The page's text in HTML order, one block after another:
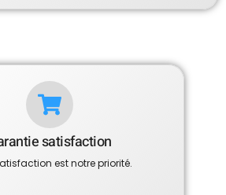
satisfaction
est notre priorité.